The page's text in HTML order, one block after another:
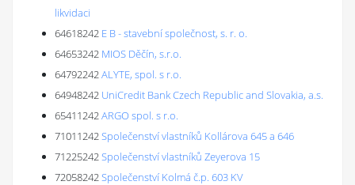
likvidaci
64618242 E B - stavební společnost, s. r. o.
64653242 MIOS Děčín, s.r.o.
64792242ALYTE, spol. s r.o.
64948242 UniCredit Bank Czech Republic and Slovakia, a.s.
65411242ARGO spol. s r.o.
71011242Společenství vlastníků Kollárova 645 a 646
71225242Společenství vlastníků Zeyerova 15
72058242Společenství Kolmá č.p. 603 KV